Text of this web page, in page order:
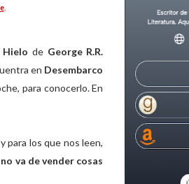
.
Hielo de George R.R.
en Desembarco
para conocerlo. En
para los que nos leen,
va de vender cosas